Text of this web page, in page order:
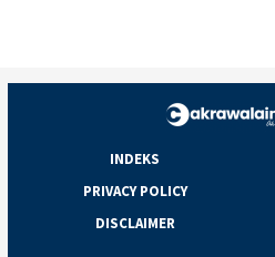
INDEKS
PRIVACY POLICY
DISCLAIMER